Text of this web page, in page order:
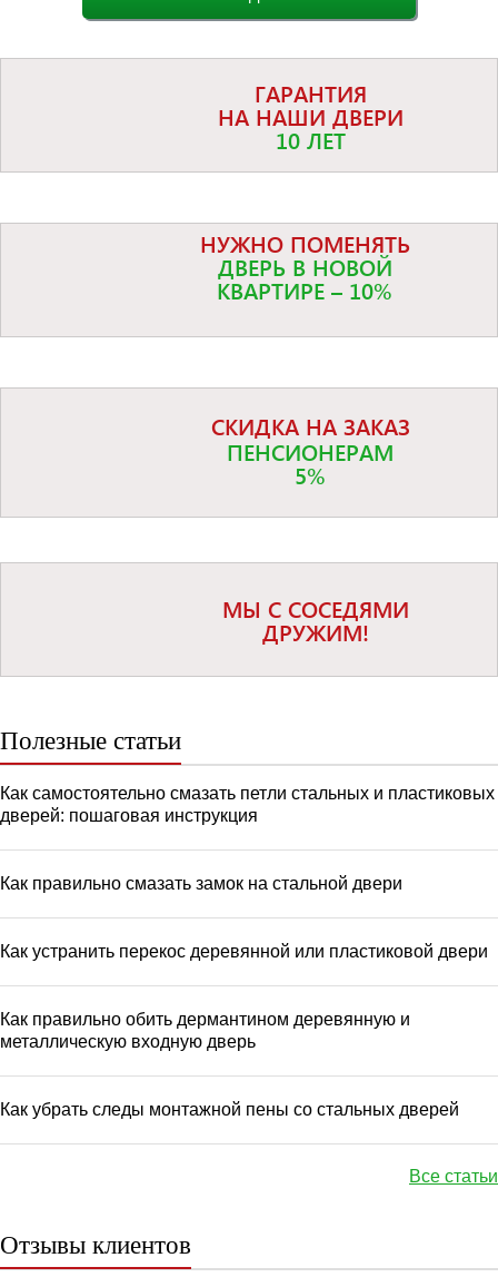
ГАРАНТИЯ
НА НАШИ ДВЕРИ
10 ЛЕТ
НУЖНО ПОМЕНЯТЬ
ДВЕРЬ В НОВОЙ
КВАРТИРЕ – 10%
СКИДКА НА ЗАКАЗ
ПЕНСИОНЕРАМ
5%
МЫ С СОСЕДЯМИ
ДРУЖИМ!
Полезные статьи
Как самостоятельно смазать петли стальных и пластиковых
дверей: пошаговая инструкция
Как правильно смазать замок на стальной двери
Как устранить перекос деревянной или пластиковой двери
Как правильно обить дермантином деревянную и
металлическую входную дверь
Как убрать следы монтажной пены со стальных дверей
Все статьи
Отзывы клиентов